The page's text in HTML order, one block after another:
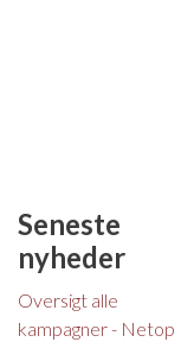
Seneste
nyheder
Oversigt alle
kampagner - Netop